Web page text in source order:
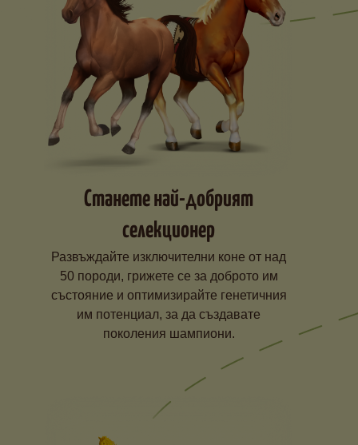
Станете най-добрият
селекционер
Развъждайте изключителни коне от над
50 породи, грижете се за доброто им
състояние и оптимизирайте генетичния
им потенциал, за да създавате
поколения шампиони.